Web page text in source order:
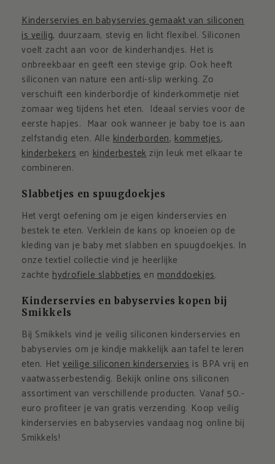
Kinderservies en babyservies gemaakt van siliconen
is veilig, duurzaam, stevig en licht flexibel. Siliconen
voelt zacht aan voor de kinderhandjes. Het is
onbreekbaar en geeft een stevige grip. Ook heeft
siliconen van nature een anti-slip werking. Zo
verschuift een kinderbordje of kinderkommetje niet
zomaar weg tijdens het eten. Ideaal servies voor de
eerste hapjes. Maar ook wanneer je baby toe is aan
zelfstandig eten. Alle kinderborden,kommetjes,
kinderbekers enkinderbestekzijn leuk met elkaar te
combineren.
Slabbetjes en spuugdoekjes
Het vergt oefening om je eigen kinderservies en
bestek te eten. Verklein de kans op knoeien op de
kleding van je baby met slabben en spuugdoekjes. In
onze textiel collectie vind je heerlijke
zachtehydrofiele slabbetjesenmonddoekjes.
Kinderservies en babyservies kopen bij
Smikkels
Bij Smikkels vind je veilig siliconen kinderservies en
babyservies om je kindje makkelijk aan tafel te leren
eten. Het veilige siliconen kinderserviesis BPA vrij en
vaatwasserbestendig. Bekijk online ons siliconen
assortiment van verschillende producten. Vanaf 50.-
euro profiteer je van gratis verzending. Koop veilig
kinderservies en babyservies vandaag nog online bij
Smikkels!